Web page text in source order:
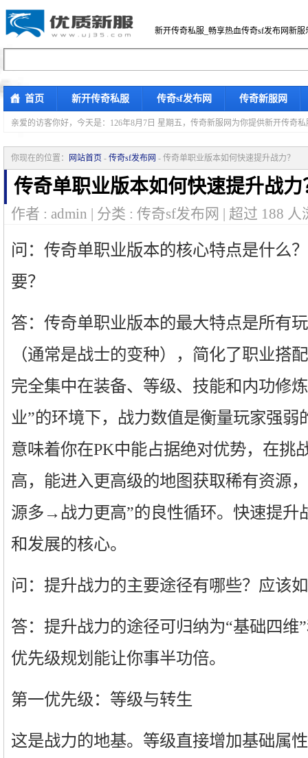
新开传奇私服_畅享热血传奇sf发布网新服
首页 新开传奇私服 传奇sf发布网 传奇新服网
亲爱的访客你好， 今天是：126年8月7日 星期五，传奇新服网为你提供新开传奇
你现在的位置： 网站首页 - 传奇sf发布网 - 传奇单职业版本如何快速提升战力？
传奇单职业版本如何快速提升战力
作者 : admin | 分类 : 传奇sf发布网 | 超过 188 人
问：传奇单职业版本的核心特点是什么
要？
答：传奇单职业版本的最大特点是所有
（通常是战士的变种），简化了职业搭
完全集中在装备、等级、技能和内功修
业”的环境下，战力数值是衡量玩家强弱
意味着你在PK中能占据绝对优势，在挑
高，能进入更高级的地图获取稀有资源
源多→战力更高”的良性循环。快速提升
和发展的核心。
问：提升战力的主要途径有哪些？应该
答：提升战力的途径可归纳为“基础四维
优先级规划能让你事半功倍。
第一优先级：等级与转生
这是战力的地基。等级直接增加基础属